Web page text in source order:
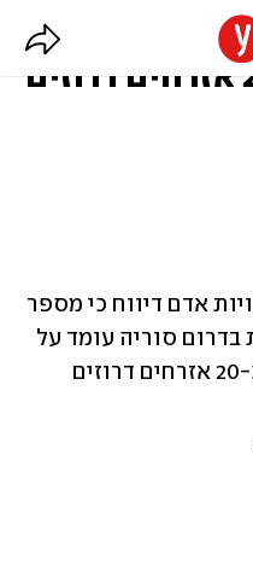
המהומות בדרום סוריה: יותר מ-200
בני אדם נהרגו, כ-20 אזרחים דרוזים